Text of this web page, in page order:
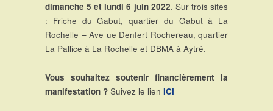
dimanche 5 et lundi 6 juin 2022. Sur trois sites
: Friche du Gabut, quartier du Gabut à La
Rochelle – Ave ue Denfert Rochereau, quartier
La Pallice à La Rochelle et DBMA à Aytré.
Vous souhaitez soutenir financièrement la
manifestation ? Suivez le lien ICI